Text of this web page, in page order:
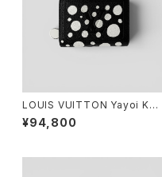
LOUIS VUITTON Yayoi Kus
ama × Louis Vuitton Cléa
Wallet Black
¥94,800